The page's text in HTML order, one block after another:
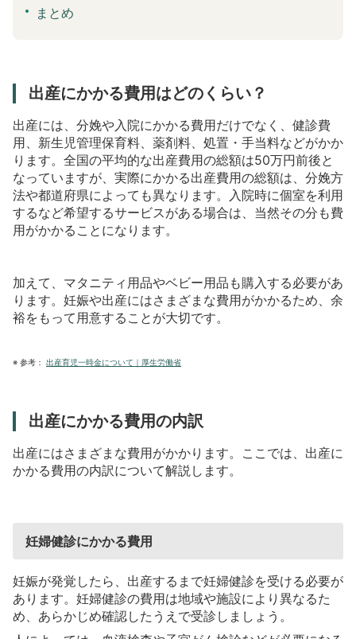
まとめ
出産にかかる費用はどのくらい？
出産には、分娩や入院にかかる費用だけでなく、健診費
用、新生児管理保育料、薬剤料、処置・手当料などがかか
ります。全国の平均的な出産費用の総額は50万円前後と
なっていますが、実際にかかる出産費用の総額は、分娩方
法や都道府県によっても異なります。入院時に個室を利用
するなど希望するサービスがある場合は、当然その分も費
用がかかることになります。
加えて、マタニティ用品やベビー用品も購入する必要があ
ります。妊娠や出産にはさまざまな費用がかかるため、余
裕をもって用意することが大切です。
※ 参考： 出産育児一時金について｜厚生労働省
出産にかかる費用の内訳
出産にはさまざまな費用がかかります。ここでは、出産に
かかる費用の内訳について解説します。
妊婦健診にかかる費用
妊娠が発覚したら、出産するまで妊婦健診を受ける必要が
あります。妊婦健診の費用は地域や施設により異なるた
め、あらかじめ確認したうえで受診しましょう。